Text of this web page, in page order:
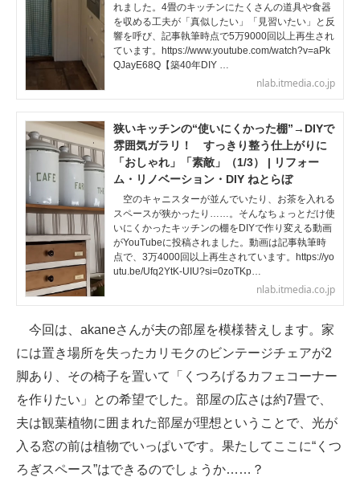
れました。4畳のキッチンにたくさんの道具や食器
を収める工夫が「真似したい」「見習いたい」と反
響を呼び、記事執筆時点で5万9000回以上再生され
ています。https://www.youtube.com/watch?v=aPk
QJayE68Q【築40年DIY …
nlab.itmedia.co.jp
狭いキッチンの“使いにくかった棚”→DIYで
雰囲気ガラリ！ すっきり整う仕上がりに
「おしゃれ」「素敵」（1/3） | リフォー
ム・リノベーション・DIY ねとらぼ
空のキャニスターが並んでいたり、お茶を入れる
スペースが狭かったり……。そんなちょっとだけ使
いにくかったキッチンの棚をDIYで作り変える動画
がYouTubeに投稿されました。動画は記事執筆時
点で、3万4000回以上再生されています。https://yo
utu.be/Ufq2YtK-UIU?si=0zoTKp…
nlab.itmedia.co.jp
今回は、akaneさんが夫の部屋を模様替えします。家
には置き場所を失ったカリモクのビンテージチェアが2
脚あり、その椅子を置いて「くつろげるカフェコーナー
を作りたい」との希望でした。部屋の広さは約7畳で、
夫は観葉植物に囲まれた部屋が理想ということで、光が
入る窓の前は植物でいっぱいです。果たしてここに“くつ
ろぎスペース”はできるのでしょうか……？